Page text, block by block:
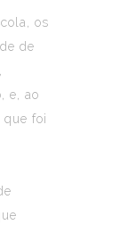
os
de
e, ao
que foi